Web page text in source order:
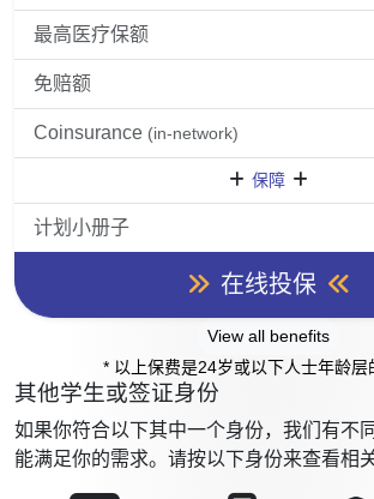
最高医疗保额
免赔额
Coinsurance (in-network)
保障
计划小册子
在线投保
View all benefits
* 以上保费是24岁或以下人士年龄层
其他学生或签证身份
如果你符合以下其中一个身份，我们有不
能满足你的需求。请按以下身份来查看相